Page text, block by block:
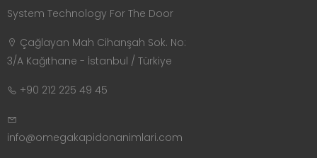
System Technology For The Door
Çağlayan Mah Cihanşah Sok. No:
3/A Kağıthane - İstanbul / Türkiye
+90 212 225 49 45
info@omegakapidonanimlari.com